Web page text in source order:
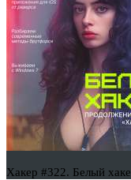
Хакер #322. Белый